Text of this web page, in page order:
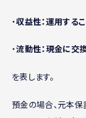
・収益性：運用する
・流動性：現金に交
を表します。
預金の場合、元本